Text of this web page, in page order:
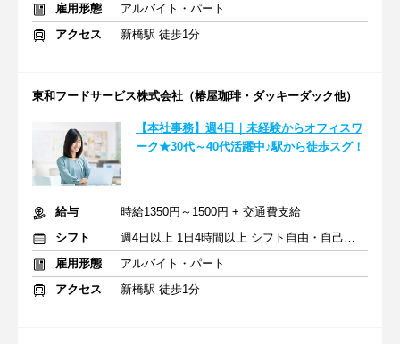
雇用形態
アルバイト・パート
アクセス
新橋駅 徒歩1分
東和フードサービス株式会社（椿屋珈琲・ダッキーダック他）
【本社事務】週4日｜未経験からオフィスワ
ーク★30代～40代活躍中♪駅から徒歩スグ！
給与
時給1350円～1500円 + 交通費支給
シフト
週4日以上 1日4時間以上 シフト自由・自己申告
雇用形態
アルバイト・パート
アクセス
新橋駅 徒歩1分